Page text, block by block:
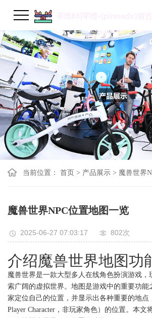
当前位置： 首页 > 产品展示 > 魔兽世界
魔兽世界NPC位置地图一览
2025-06-27 07:03:17 802次
介绍魔兽世界地图功
魔兽世界是一款大型多人在线角色扮演游戏，
索广阔的虚拟世界。地图是游戏中的重要功能
家定位自己的位置，并显示出各种重要的地点
Player Character，非玩家角色）的位置。本文